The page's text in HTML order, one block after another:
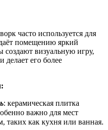
часто используется для
помещению яркий
создают визуальную игру,
делает его более
: керамическая плитка
важно для мест
как кухня или ванная.